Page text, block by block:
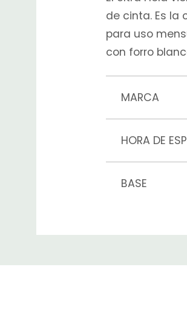
de cinta. Es la
para uso
con forro
MARCA
HORA DE
BASE